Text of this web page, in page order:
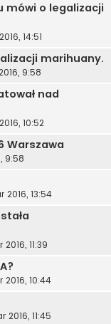
mówi o legalizacji
14:51
marihuany.
9:58
nad
10:52
Warszawa
9:58
2016, 13:54
11:39
2016, 10:44
2016, 11:45